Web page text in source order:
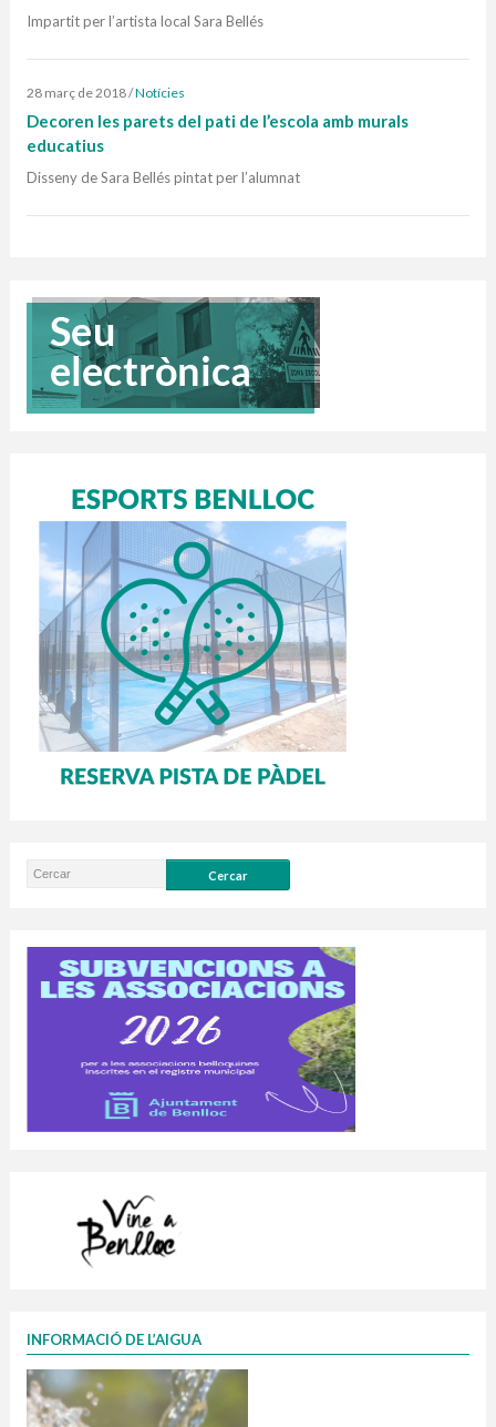
Impartit per l’artista local Sara Bellés
28 març de 2018/Notícies
Decoren les parets del pati de l’escola amb murals
educatius
Disseny de Sara Bellés pintat per l’alumnat
INFORMACIÓ DE L’AIGUA